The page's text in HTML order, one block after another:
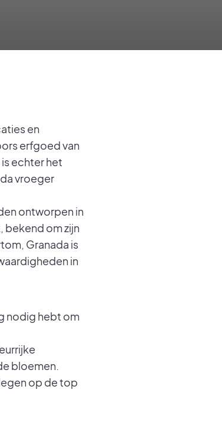
en
erfgoed van
echter het
vroeger
ontworpen in
bekend om zijn
Granada is
in
nodig hebt om
bloemen.
op de top